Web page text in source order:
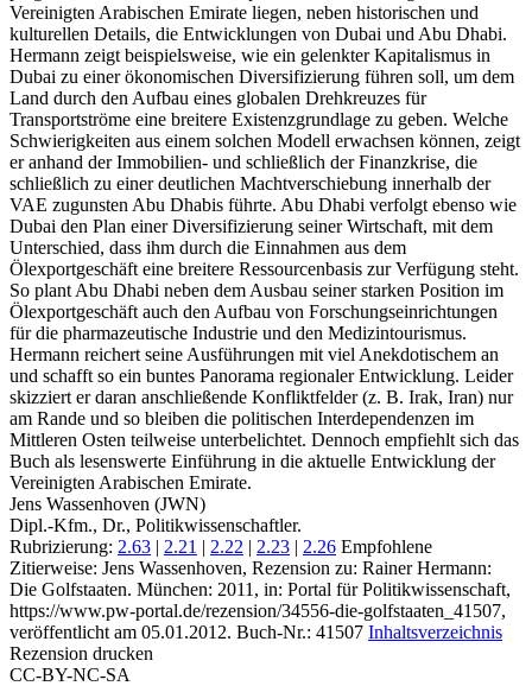
Vereinigten Arabischen Emirate liegen, neben historischen und
kulturellen Details, die Entwicklungen von Dubai und Abu Dhabi.
Hermann zeigt beispielsweise, wie ein gelenkter Kapitalismus in
Dubai zu einer ökonomischen Diversifizierung führen soll, um dem
Land durch den Aufbau eines globalen Drehkreuzes für
Transportströme eine breitere Existenzgrundlage zu geben. Welche
Schwierigkeiten aus einem solchen Modell erwachsen können, zeigt
er anhand der Immobilien- und schließlich der Finanzkrise, die
schließlich zu einer deutlichen Machtverschiebung innerhalb der
VAE zugunsten Abu Dhabis führte. Abu Dhabi verfolgt ebenso wie
Dubai den Plan einer Diversifizierung seiner Wirtschaft, mit dem
Unterschied, dass ihm durch die Einnahmen aus dem
Ölexportgeschäft eine breitere Ressourcenbasis zur Verfügung steht.
So plant Abu Dhabi neben dem Ausbau seiner starken Position im
Ölexportgeschäft auch den Aufbau von Forschungseinrichtungen
für die pharmazeutische Industrie und den Medizintourismus.
Hermann reichert seine Ausführungen mit viel Anekdotischem an
und schafft so ein buntes Panorama regionaler Entwicklung. Leider
skizziert er daran anschließende Konfliktfelder (z. B. Irak, Iran) nur
am Rande und so bleiben die politischen Interdependenzen im
Mittleren Osten teilweise unterbelichtet. Dennoch empfiehlt sich das
Buch als lesenswerte Einführung in die aktuelle Entwicklung der
Vereinigten Arabischen Emirate.
Jens Wassenhoven (JWN)
Dipl.-Kfm., Dr., Politikwissenschaftler.
Rubrizierung: 2.63 | 2.21 | 2.22 | 2.23 | 2.26 Empfohlene
Zitierweise: Jens Wassenhoven, Rezension zu: Rainer Hermann:
Die Golfstaaten. München: 2011, in: Portal für Politikwissenschaft,
https://www.pw-portal.de/rezension/34556-die-golfstaaten_41507,
veröffentlicht am 05.01.2012. Buch-Nr.: 41507 Inhaltsverzeichnis
Rezension drucken
CC-BY-NC-SA